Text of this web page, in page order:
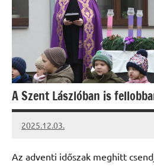
A Szent Lászlóban is
2025.12.03.
Leiszt
Az adventi időszak meghitt